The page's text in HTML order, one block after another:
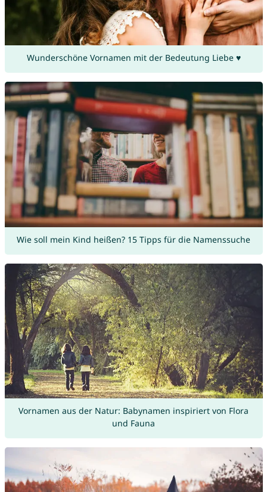
Wunderschöne Vornamen mit der Bedeutung Liebe ♥
Wie soll mein Kind heißen? 15 Tipps für die Namenssuche
Vornamen aus der Natur: Babynamen inspiriert von Flora
und Fauna